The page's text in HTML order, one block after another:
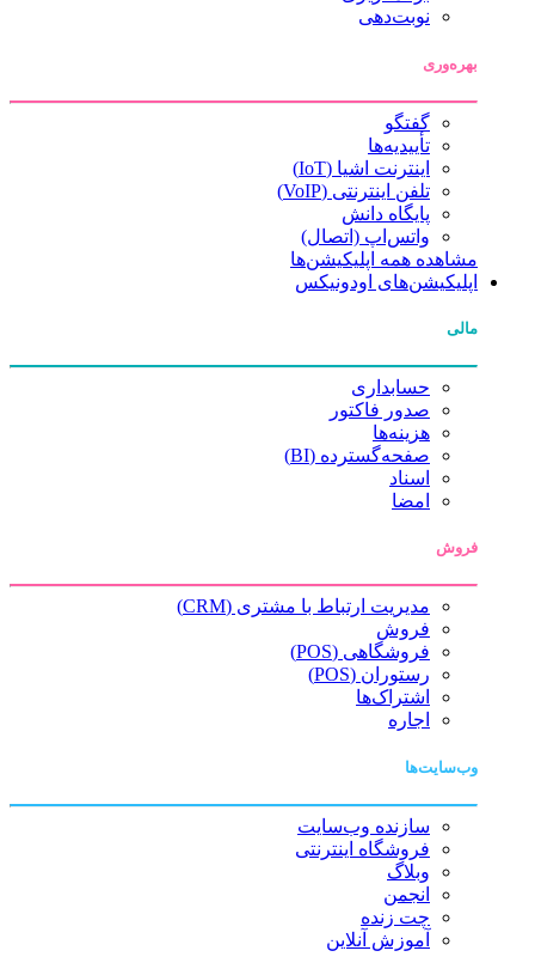
نوبت‌دهی
بهره‌وری
گفتگو
تأییدیه‌ها
اینترنت اشیا (IoT)
تلفن اینترنتی (VoIP)
پایگاه دانش
واتس‌اپ (اتصال)
مشاهده همه اپلیکیشن‌ها
اپلیکیشن‌های اودونیکس
مالی
حسابداری
صدور فاکتور
هزینه‌ها
صفحه‌گسترده (BI)
اسناد
امضا
فروش
مدیریت ارتباط با مشتری (CRM)
فروش
فروشگاهی (POS)
رستوران (POS)
اشتراک‌ها
اجاره
وب‌سایت‌ها
سازنده وب‌سایت
فروشگاه اینترنتی
وبلاگ
انجمن
چت زنده
آموزش آنلاین